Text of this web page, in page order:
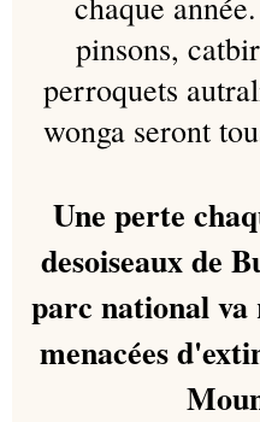
pinsons,
perroquets
wonga seront
Une perte
desoiseaux de
parc national va
menacées